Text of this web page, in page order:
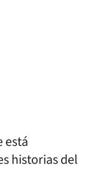
está
historias del